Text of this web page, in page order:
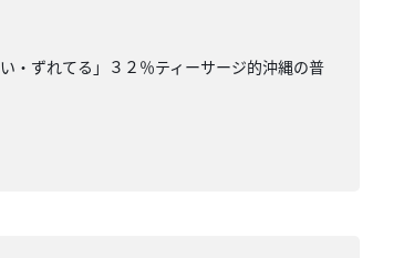
・ずれてる」３２％ティーサージ的沖縄の普